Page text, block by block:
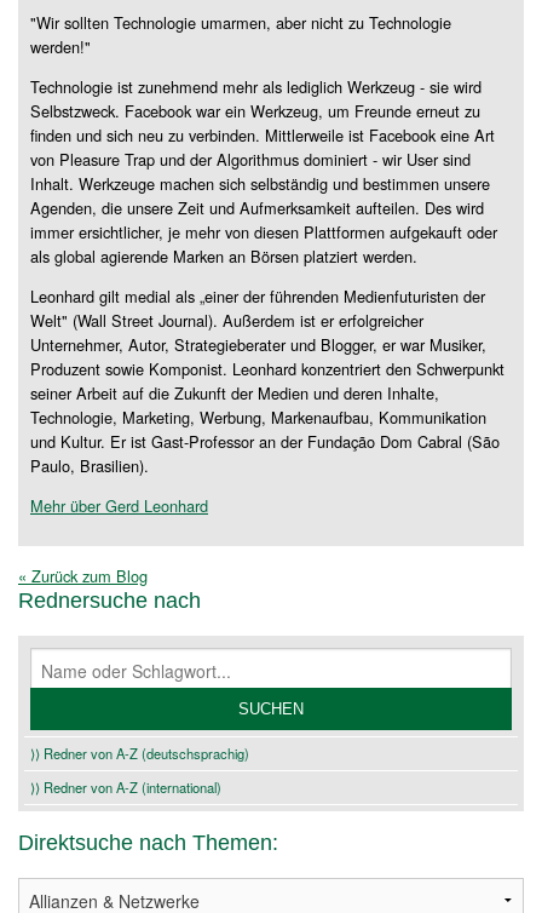
"Wir sollten Technologie umarmen, aber nicht zu Technologie
werden!"
Technologie ist zunehmend mehr als lediglich Werkzeug - sie wird
Selbstzweck. Facebook war ein Werkzeug, um Freunde erneut zu
finden und sich neu zu verbinden. Mittlerweile ist Facebook eine Art
von Pleasure Trap und der Algorithmus dominiert - wir User sind
Inhalt. Werkzeuge machen sich selbständig und bestimmen unsere
Agenden, die unsere Zeit und Aufmerksamkeit aufteilen. Des wird
immer ersichtlicher, je mehr von diesen Plattformen aufgekauft oder
als global agierende Marken an Börsen platziert werden.
Leonhard gilt medial als „einer der führenden Medienfuturisten der
Welt" (Wall Street Journal). Außerdem ist er erfolgreicher
Unternehmer, Autor, Strategieberater und Blogger, er war Musiker,
Produzent sowie Komponist. Leonhard konzentriert den Schwerpunkt
seiner Arbeit auf die Zukunft der Medien und deren Inhalte,
Technologie, Marketing, Werbung, Markenaufbau, Kommunikation
und Kultur. Er ist Gast-Professor an der Fundação Dom Cabral (São
Paulo, Brasilien).
Mehr über Gerd Leonhard
« Zurück zum Blog
Rednersuche nach
⟩⟩ Redner von A-Z (deutschsprachig)
⟩⟩ Redner von A-Z (international)
Direktsuche nach Themen: